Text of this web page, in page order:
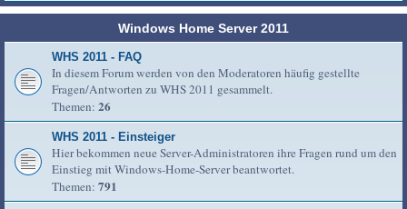
Windows Home Server 2011
WHS 2011 - FAQ
In diesem Forum werden von den Moderatoren häufig gestellte
Fragen/Antworten zu WHS 2011 gesammelt.
Themen: 26
WHS 2011 - Einsteiger
Hier bekommen neue Server-Administratoren ihre Fragen rund um den
Einstieg mit Windows-Home-Server beantwortet.
Themen: 791